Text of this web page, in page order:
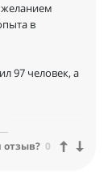
в
97 человек, а
новый
отзыв? 0